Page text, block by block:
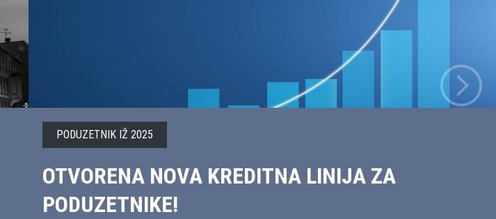
COWORKING PULA
COWORKING PULA NAJBOLJI EU PROJEKT U
HRVATSKOJ